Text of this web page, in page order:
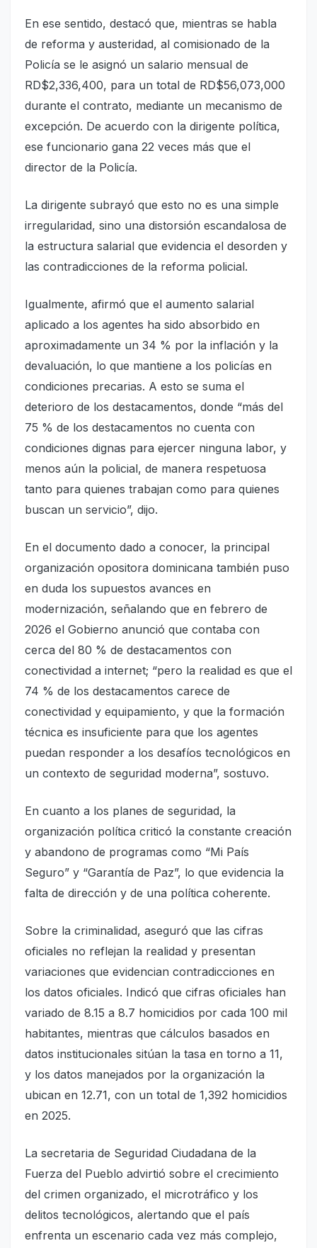
En ese sentido, destacó que, mientras se habla
de reforma y austeridad, al comisionado de la
Policía se le asignó un salario mensual de
RD$2,336,400, para un total de RD$56,073,000
durante el contrato, mediante un mecanismo de
excepción. De acuerdo con la dirigente política,
ese funcionario gana 22 veces más que el
director de la Policía.
La dirigente subrayó que esto no es una simple
irregularidad, sino una distorsión escandalosa de
la estructura salarial que evidencia el desorden y
las contradicciones de la reforma policial.
Igualmente, afirmó que el aumento salarial
aplicado a los agentes ha sido absorbido en
aproximadamente un 34 % por la inflación y la
devaluación, lo que mantiene a los policías en
condiciones precarias. A esto se suma el
deterioro de los destacamentos, donde “más del
75 % de los destacamentos no cuenta con
condiciones dignas para ejercer ninguna labor, y
menos aún la policial, de manera respetuosa
tanto para quienes trabajan como para quienes
buscan un servicio”, dijo.
En el documento dado a conocer, la principal
organización opositora dominicana también puso
en duda los supuestos avances en
modernización, señalando que en febrero de
2026 el Gobierno anunció que contaba con
cerca del 80 % de destacamentos con
conectividad a internet; “pero la realidad es que el
74 % de los destacamentos carece de
conectividad y equipamiento, y que la formación
técnica es insuficiente para que los agentes
puedan responder a los desafíos tecnológicos en
un contexto de seguridad moderna”, sostuvo.
En cuanto a los planes de seguridad, la
organización política criticó la constante creación
y abandono de programas como “Mi País
Seguro” y “Garantía de Paz”, lo que evidencia la
falta de dirección y de una política coherente.
Sobre la criminalidad, aseguró que las cifras
oficiales no reflejan la realidad y presentan
variaciones que evidencian contradicciones en
los datos oficiales. Indicó que cifras oficiales han
variado de 8.15 a 8.7 homicidios por cada 100 mil
habitantes, mientras que cálculos basados en
datos institucionales sitúan la tasa en torno a 11,
y los datos manejados por la organización la
ubican en 12.71, con un total de 1,392 homicidios
en 2025.
La secretaria de Seguridad Ciudadana de la
Fuerza del Pueblo advirtió sobre el crecimiento
del crimen organizado, el microtráfico y los
delitos tecnológicos, alertando que el país
enfrenta un escenario cada vez más complejo,